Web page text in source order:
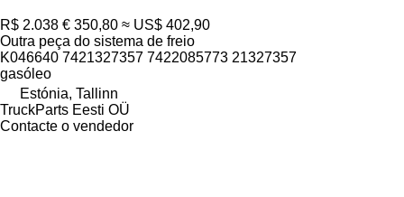
R$ 2.038 € 350,80 ≈ US$ 402,90
Outra peça do sistema de freio
K046640 7421327357 7422085773 21327357
gasóleo
Estónia, Tallinn
TruckParts Eesti OÜ
Contacte o vendedor